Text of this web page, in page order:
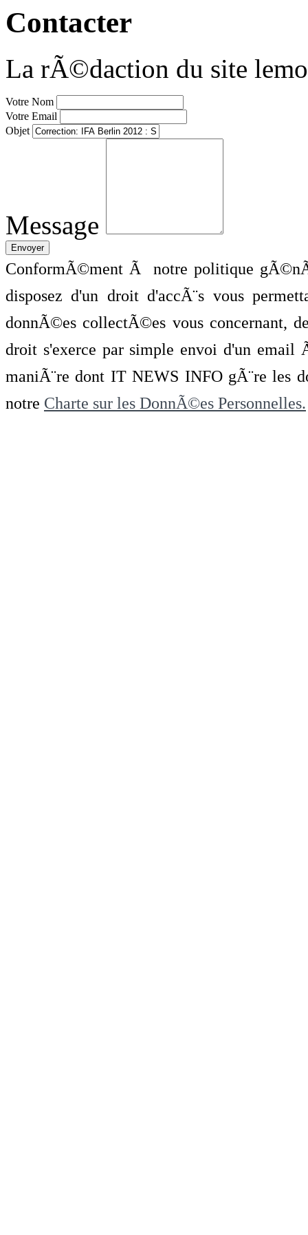
Contacter
La rÃ©daction du site
Votre Nom
Votre Email
Objet
Message
ConformÃ©ment Ã notre politique
disposez d'un droit d'accÃ¨s vous
donnÃ©es collectÃ©es vous concernant,
droit s'exerce par simple envoi d'un
maniÃ¨re dont IT NEWS INFO gÃ¨re les
notre Charte sur les DonnÃ©es Personnelles.